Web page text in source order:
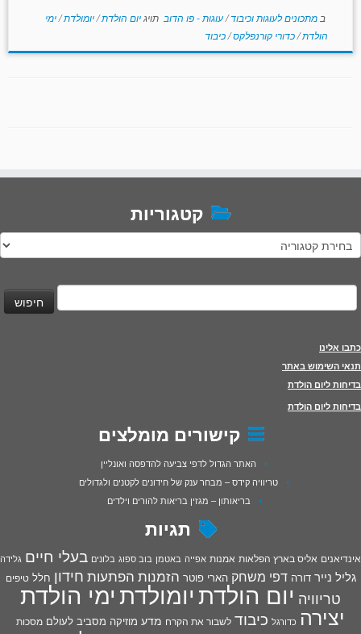
ב מתכונים לעוגות וכיבוד/עוגות - פו הדוב תויגיום הולדת/יומולדת/ימי
הולדת/כדורי קורנפלקס/כיבוד
קטגוריות
קטגוריות
חיפוש:
כתבו אלינו
תנאי השימוש באתר
בדיחות ליום הולדת
בדיחות ליום הולדת
קישורים מומלצים
האתר הגדול לדפי צביעה להדפסה ואונליין
טריוויה קידס – מבחר ענק של חידונים לקטנים ולגדולים
בריאותון – מגזין בריאות להורים וילדים
תגיות
אינדיאנים אליס בארץ הפלאות אמנות אפייה באטמן בוב ספוג בלונים בעלי חיים גלידה
גליל נייר דורה דפי משחק הארי פוטר הזמנות הפתעות חידון חלל טיפים
טריוויה יום הולדתיומולדתימי הולדת
יצירה כדורגל כיבוד לשבור את הקרח מדע מוזיקה מסביב לעולם מסכות